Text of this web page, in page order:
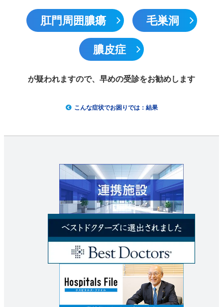
肛門周囲膿瘍 毛巣洞
膿皮症
が疑われますので、早めの受診をお勧めします
こんな症状でお困りでは：結果